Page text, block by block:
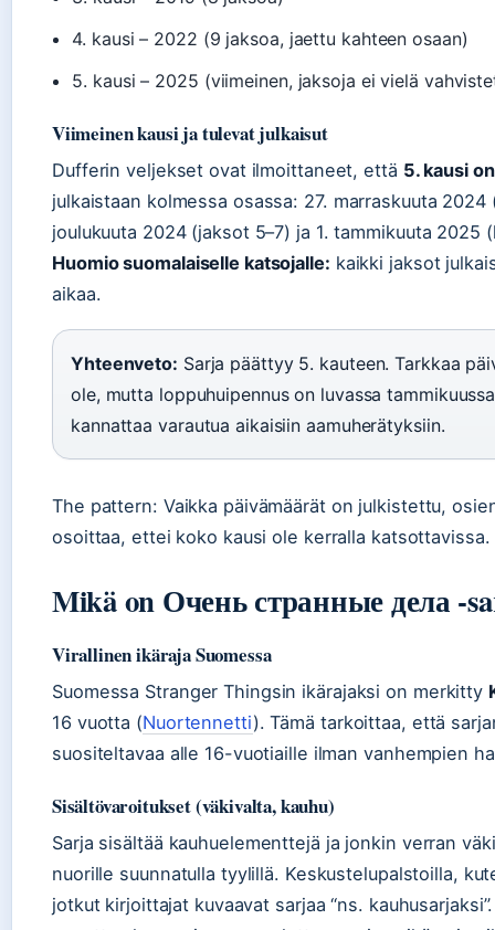
4. kausi – 2022 (9 jaksoa, jaettu kahteen osaan)
5. kausi – 2025 (viimeinen, jaksoja ei vielä
Viimeinen kausi ja tulevat julkaisut
Dufferin veljekset ovat ilmoittaneet, että 5. kausi
julkaistaan kolmessa osassa: 27. marraskuuta
joulukuuta 2024 (jaksot 5–7) ja 1. tammikuuta 2025
Huomio suomalaiselle katsojalle: kaikki jaksot
aikaa.
Yhteenveto: Sarja päättyy 5. kauteen. Tarkkaa
ole, mutta loppuhuipennus on luvassa
kannattaa varautua aikaisiin aamuherätyksiin.
The pattern: Vaikka päivämäärät on julkistettu,
osoittaa, ettei koko kausi ole kerralla katsottavissa.
Mikä on Очень странные дела -
Virallinen ikäraja Suomessa
Suomessa Stranger Thingsin ikärajaksi on merkitty
16 vuotta (Nuortennetti). Tämä tarkoittaa, että
suositeltavaa alle 16-vuotiaille ilman vanhempien
Sisältövaroitukset (väkivalta, kauhu)
Sarja sisältää kauhuelementtejä ja jonkin verran
nuorille suunnatulla tyylillä. Keskustelupalstoilla,
jotkut kirjoittajat kuvaavat sarjaa “ns.